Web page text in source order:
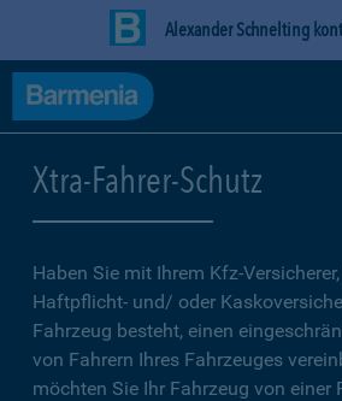
Alexander Schnelting
Xtra-Fahrer-Schutz
Haben Sie mit Ihrem Kfz-
Haftpflicht- und/ oder
Fahrzeug besteht, einen
von Fahrern Ihres Fahrzeuges
möchten Sie Ihr Fahrzeug von einer